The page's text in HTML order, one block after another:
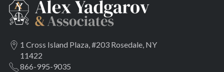
1 Cross Island Plaza, #203 Rosedale, NY
11422
866-995-9035